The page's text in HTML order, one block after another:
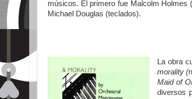
músicos. El primero fue Malcolm
Michael Douglas (teclados).
La obra
morality (
Maid of
diversos